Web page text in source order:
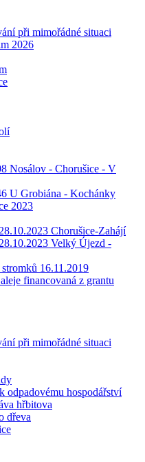
při mimořádné situaci
2026
Nosálov - Chorušice - V
U Grobiána - Kochánky
2023
Chorušice-Zahájí
Velký Újezd -
16.11.2019
financovaná z grantu
při mimořádné situaci
odpadovému hospodářství
hřbitova
dřeva